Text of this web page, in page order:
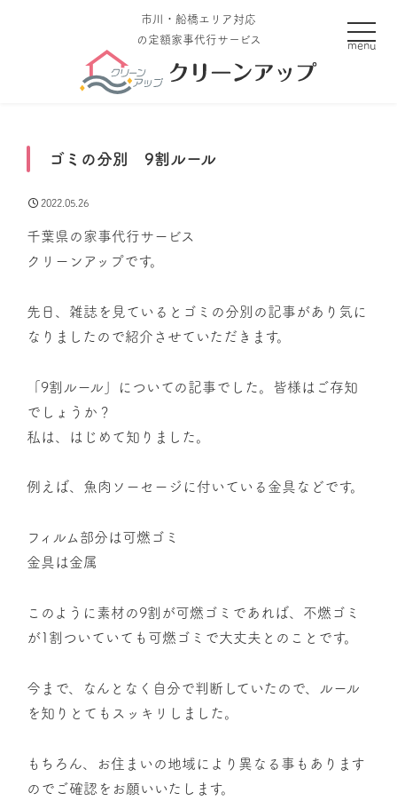
市川・船橋エリア対応
の定額家事代行サービス
toggle
ゴミの分別 9割ルール
2022.05.26
千葉県の家事代行サービス
クリーンアップです。
先日、雑誌を見ているとゴミの分別の記事があり気に
なりましたので紹介させていただきます。
「9割ルール」についての記事でした。皆様はご存知
でしょうか？
私は、はじめて知りました。
例えば、魚肉ソーセージに付いている金具などです。
フィルム部分は可燃ゴミ
金具は金属
このように素材の9割が可燃ゴミであれば、不燃ゴミ
が1割ついていても可燃ゴミで大丈夫とのことです。
今まで、なんとなく自分で判断していたので、ルール
を知りとてもスッキリしました。
もちろん、お住まいの地域により異なる事もあります
のでご確認をお願いいたします。